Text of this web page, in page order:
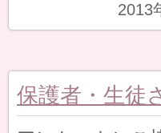
2013
保護者・生徒